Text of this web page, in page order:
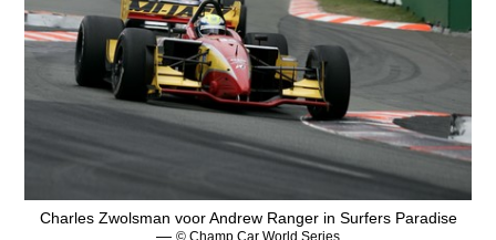
Charles Zwolsman voor Andrew Ranger in Surfers Paradise
— © Champ Car World Series